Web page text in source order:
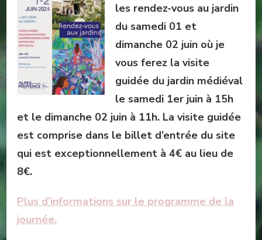
les rendez-vous au jardin
du samedi 01 et
dimanche 02 juin où je
vous ferez la visite
guidée du jardin médiéval
le samedi 1er juin à 15h
et le dimanche 02 juin à 11h. La visite guidée
est comprise dans le billet d’entrée du site
qui est exceptionnellement à 4€ au lieu de
8€.
Plus d’informations sur le programme de la
journée.